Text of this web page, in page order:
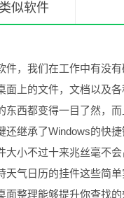
类似软件
件，我们在工作中有没
上的文件，文档以及
西都变得一目了然，
继承了Windows的快
小不过十来兆丝毫不
气日历的挂件这些简
整理能够提升你查找